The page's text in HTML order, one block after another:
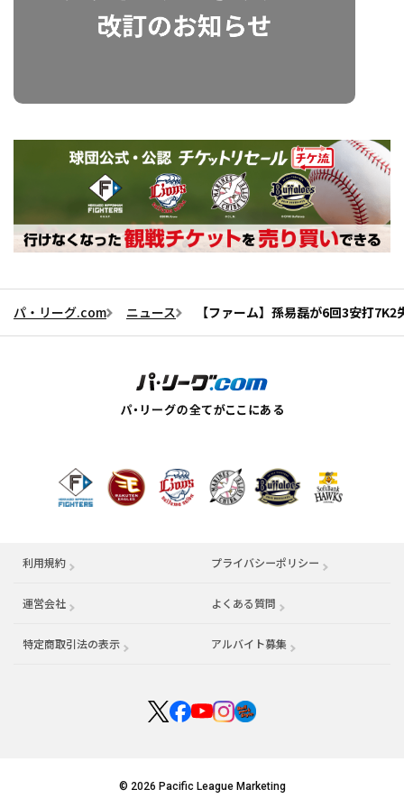
パ・リーグ.com ニュース 【ファーム】孫易磊が6回3安打
利用規約 プライバシーポリシー
運営会社 （別ウィンドウで開く） よくある質問
特定商取引法の表示 アルバイト募集 （別ウィンドウで開く
© 2026 Pacific League Marketing